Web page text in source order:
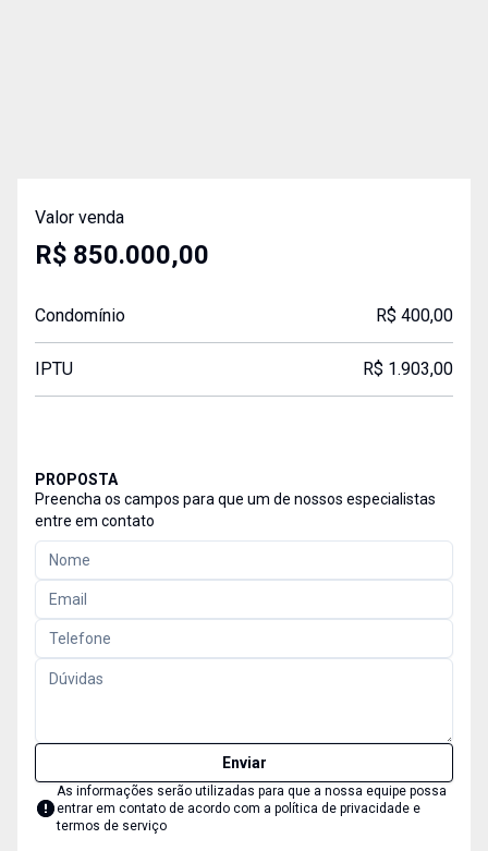
Valor venda
R$ 850.000,00
Condomínio R$ 400,00
IPTU R$ 1.903,00
PROPOSTA
Preencha os campos para que um de nossos especialistas
entre em contato
Enviar
As informações serão utilizadas para que a nossa equipe possa
entrar em contato de acordo com a política de privacidade e
termos de serviço